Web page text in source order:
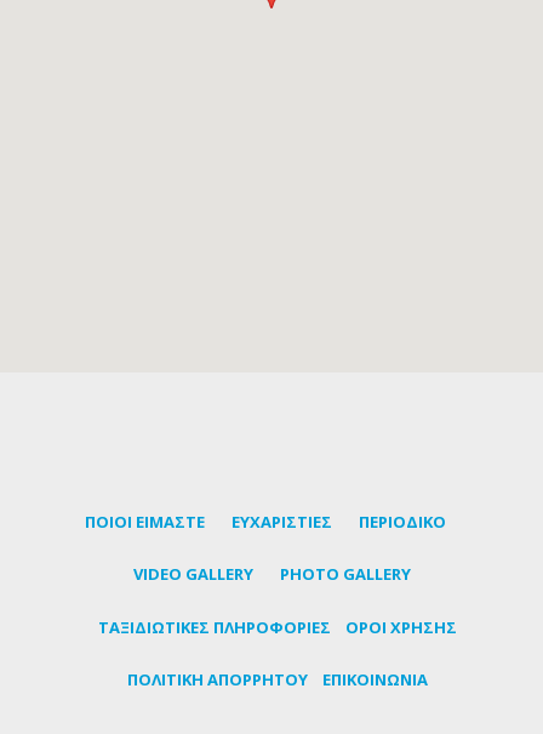
ΠΟΙΟΙ ΕΙΜΑΣΤΕ ΕΥΧΑΡΙΣΤΙΕΣ ΠΕΡΙΟΔΙΚΟ
VIDEO GALLERY PHOTO GALLERY
TΑΞΙΔΙΩΤΙΚΕΣ ΠΛΗΡΟΦΟΡΙΕΣ ΟΡΟΙ ΧΡΗΣΗΣ
ΠΟΛΙΤΙΚΗ ΑΠΟΡΡΗΤΟΥ ΕΠΙΚΟΙΝΩΝΙΑ